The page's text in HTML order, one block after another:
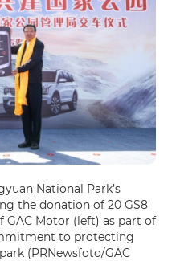
National Park’s
the donation of 20 GS8
GAC Motor (left) as part of
to protecting
(PRNewsfoto/GAC